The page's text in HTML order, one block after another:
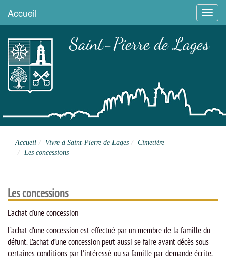
Menu
Accueil
Saint-Pierre de Lages
Site officiel
Accueil Vivre à Saint-Pierre de Lages
Cimetière
Les concessions
Les concessions
L'achat d'une concession
L’achat d’une concession est effectué par un membre de la famille du
défunt. L’achat d’une concession peut aussi se faire avant décès sous
certaines conditions par l'intéressé ou sa famille par demande écrite.